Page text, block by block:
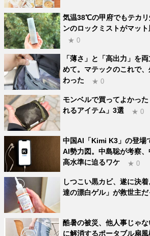
気温38℃の甲府でもテカ
ンのロックミストがマッ
★ 0
「薄さ」と「高出力」を
めて。マテックのこれで
わった
★ 0
モンベルで買ってよかっ
れるアイテム」3選
★ 0
中国AI「Kimi K3」の登場
AI勢力図。中島聡が考察
高水準に迫るワケ
★ 0
しつこい黒カビ、遂に決
達の漂白ゲル」が救世主だ
酷暑の被災、他人事じゃ
に解消するポータブル扇